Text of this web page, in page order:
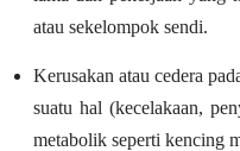
atau sekelompok sendi.
Kerusakan atau cedera
suatu hal (kecelakaan,
metabolik seperti kencing